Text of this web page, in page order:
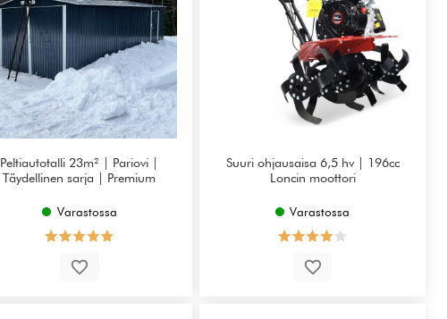
Peltiautotalli 23m² | Pariovi |
Täydellinen sarja | Premium
Varastossa
Suuri ohjausaisa 6,5 hv | 196cc
Loncin moottori
Varastossa